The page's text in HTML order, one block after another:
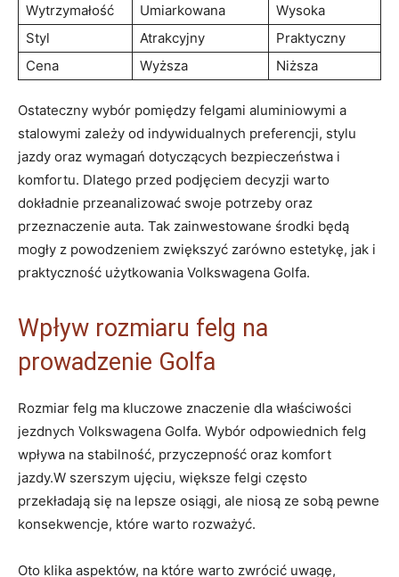
Wytrzymałość
Umiarkowana
Wysoka
Styl
Atrakcyjny
Praktyczny
Cena
Wyższa Niższa
Ostateczny wybór pomiędzy felgami aluminiowymi a
stalowymi ⁢zależy od indywidualnych‍ preferencji, stylu
jazdy oraz ‍wymagań dotyczących bezpieczeństwa i
komfortu. Dlatego przed podjęciem decyzji warto​
dokładnie przeanalizować swoje potrzeby oraz
przeznaczenie auta. Tak⁢ zainwestowane środki będą⁣
mogły z powodzeniem‌ zwiększyć zarówno estetykę, jak i
praktyczność użytkowania Volkswagena⁢ Golfa.
Wpływ ‌rozmiaru‌ felg na
prowadzenie ⁢Golfa
Rozmiar felg ma ⁤kluczowe ⁤znaczenie dla właściwości
jezdnych Volkswagena Golfa. Wybór⁣ odpowiednich felg​
wpływa⁣ na stabilność, przyczepność oraz komfort
jazdy.W szerszym ujęciu, ‌większe felgi często
przekładają się ‌na lepsze osiągi,​ ale niosą ze sobą pewne⁢
konsekwencje, które warto​ rozważyć.
Oto klika aspektów, na które warto zwrócić uwagę,